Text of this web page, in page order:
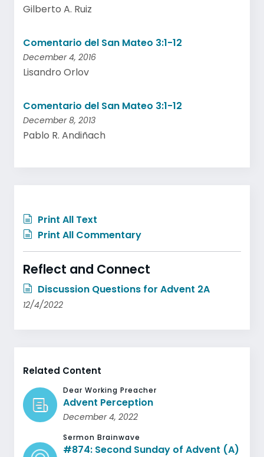
Gilberto A. Ruiz
Comentario del San Mateo 3:1-12
December 4, 2016
Lisandro Orlov
Comentario del San Mateo 3:1-12
December 8, 2013
Pablo R. Andiñach
Print All Text
Print All Commentary
Reflect and Connect
Discussion Questions for Advent 2A
12/4/2022
Related Content
Dear Working Preacher
Advent Perception
December 4, 2022
Sermon Brainwave
#874: Second Sunday of Advent (A)